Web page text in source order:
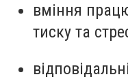
вміння
тиску та